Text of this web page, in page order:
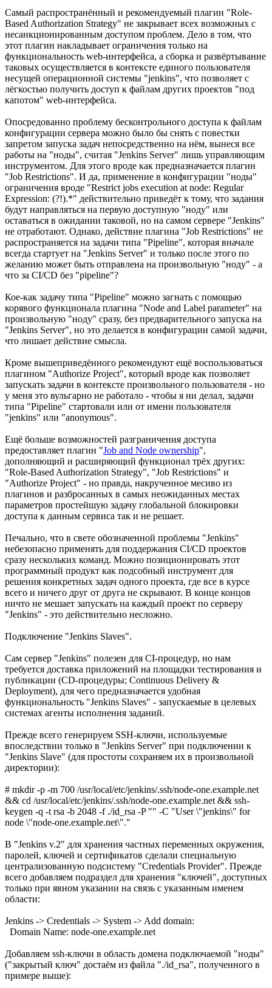
Самый распространённый и рекомендуемый плагин "Role-
Based Authorization Strategy" не закрывает всех возможных с
несанкционированным доступом проблем. Дело в том, что
этот плагин накладывает ограничения только на
функциональность web-интерфейса, а сборка и развёртывание
таковых осуществляется в контексте единого пользователя
несущей операционной системы "jenkins", что позволяет с
лёгкостью получить доступ к файлам других проектов "под
капотом" web-интерфейса.
Опосредованно проблему бесконтрольного доступа к файлам
конфигурации сервера можно было бы снять с повестки
запретом запуска задач непосредственно на нём, вынеся все
работы на "ноды", считая "Jenkins Server" лишь управляющим
инструментом. Для этого вроде как предназначается плагин
"Job Restrictions". И да, применение в конфигурации "ноды"
ограничения вроде "Restrict jobs execution at node: Regular
Expression: (?!).*" действительно приведёт к тому, что задания
будут направляться на первую доступную "ноду" или
оставаться в ожидании таковой, но на самом сервере "Jenkins"
не отработают. Однако, действие плагина "Job Restrictions" не
распространяется на задачи типа "Pipeline", которая вначале
всегда стартует на "Jenkins Server" и только после этого по
желанию может быть отправлена на произвольную "ноду" - а
что за CI/CD без "pipeline"?
Кое-как задачу типа "Pipeline" можно загнать с помощью
корявого функционала плагина "Node and Label parameter" на
произвольную "ноду" сразу, без предварительного запуска на
"Jenkins Server", но это делается в конфигурации самой задачи,
что лишает действие смысла.
Кроме вышеприведённого рекомендуют ещё воспользоваться
плагином "Authorize Project", который вроде как позволяет
запускать задачи в контексте произвольного пользователя - но
у меня это вульгарно не работало - чтобы я ни делал, задачи
типа "Pipeline" стартовали или от имени пользователя
"jenkins" или "anonymous".
Ещё больше возможностей разграничения доступа
предоставляет плагин "Job and Node ownership",
дополняющий и расширяющий функционал трёх других:
"Role-Based Authorization Strategy", "Job Restrictions" и
"Authorize Project" - но правда, накрученное месиво из
плагинов и разбросанных в самых неожиданных местах
параметров простейшую задачу глобальной блокировки
доступа к данным сервиса так и не решает.
Печально, что в свете обозначенной проблемы "Jenkins"
небезопасно применять для поддержания CI/CD проектов
сразу нескольких команд. Можно позиционировать этот
программный продукт как подсобный инструмент для
решения конкретных задач одного проекта, где все в курсе
всего и ничего друг от друга не скрывают. В конце концов
ничто не мешает запускать на каждый проект по серверу
"Jenkins" - это действительно несложно.
Подключение "Jenkins Slaves".
Сам сервер "Jenkins" полезен для CI-процедур, но нам
требуется доставка приложений на площадки тестирования и
публикации (CD-процедуры; Continuous Delivery &
Deployment), для чего предназначается удобная
функциональность "Jenkins Slaves" - запускаемые в целевых
системах агенты исполнения заданий.
Прежде всего генерируем SSH-ключи, используемые
впоследствии только в "Jenkins Server" при подключении к
"Jenkins Slave" (для простоты сохраняем их в произвольной
директории):
# mkdir -p -m 700 /usr/local/etc/jenkins/.ssh/node-one.example.net
&& cd /usr/local/etc/jenkins/.ssh/node-one.example.net && ssh-
keygen -q -t rsa -b 2048 -f ./id_rsa -P "" -C "User \"jenkins\" for
node \"node-one.example.net\"."
В "Jenkins v.2" для хранения частных переменных окружения,
паролей, ключей и сертификатов сделали специальную
централизованную подсистему "Credentials Provider". Прежде
всего добавляем подраздел для хранения "ключей", доступных
только при явном указании на связь с указанным именем
области:
Jenkins -> Credentials -> System -> Add domain:
Domain Name: node-one.example.net
Добавляем ssh-ключи в область домена подключаемой "ноды"
("закрытый ключ" достаём из файла "./id_rsa", полученного в
примере выше):